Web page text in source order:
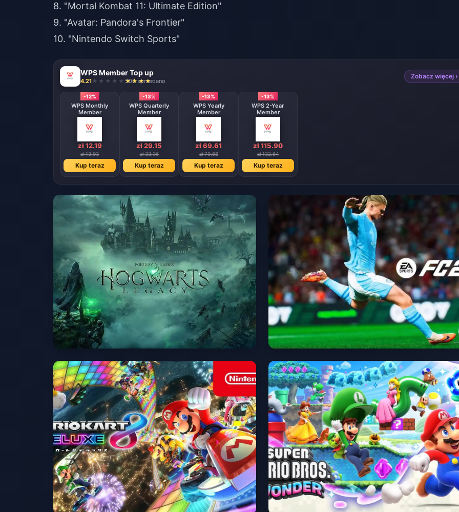
8. "Mortal Kombat 11: Ultimate Edition"
9. "Avatar: Pandora's Frontier"
10. "Nintendo Switch Sports"
WPS Member Top up
4.21 508 sprzedano
Zobacz więcej ›
-12%
WPS Monthly
Member
zł 12.19
zł 13.93
Kup teraz
-13%
WPS Quarterly
Member
zł 29.15
zł 33.36
Kup teraz
-13%
WPS Yearly
Member
zł 69.61
zł 79.66
Kup teraz
-13%
WPS 2-Year
Member
zł 115.90
zł 132.64
Kup teraz